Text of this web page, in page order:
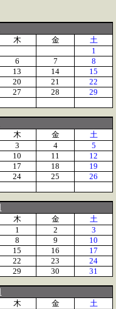
木 金
土
1
6 7
8
13 14
15
20 21
22
27 28
29
木 金
土
3 4
5
10 11
12
17 18
19
24 25
26
木 金
土
1
2
3
8 9
10
15 16
17
22 23
24
29 30 31
木 金
土